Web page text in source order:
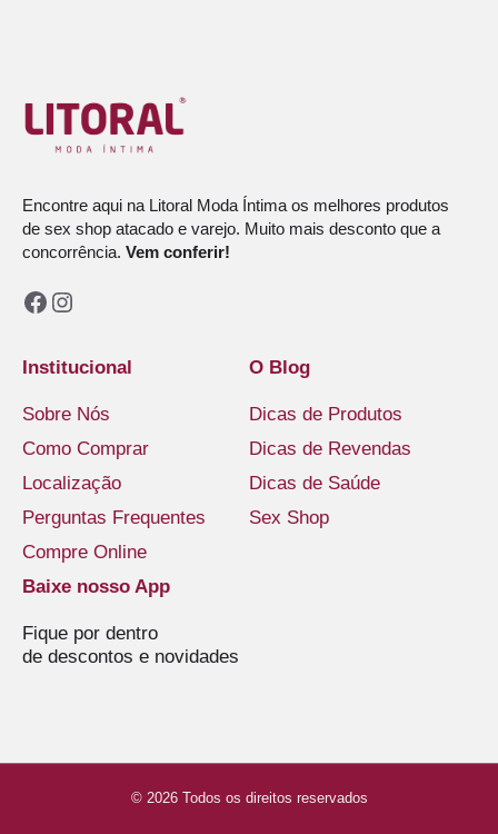
Encontre aqui na Litoral Moda Íntima os melhores produtos
de sex shop atacado e varejo. Muito mais desconto que a
concorrência. Vem conferir!
Facebook
Instagram
Institucional
Sobre Nós
Como Comprar
Localização
Perguntas Frequentes
Compre Online
O Blog
Dicas de Produtos
Dicas de Revendas
Dicas de Saúde
Sex Shop
Baixe nosso App
Fique por dentro
de descontos e novidades
© 2026 Todos os direitos reservados